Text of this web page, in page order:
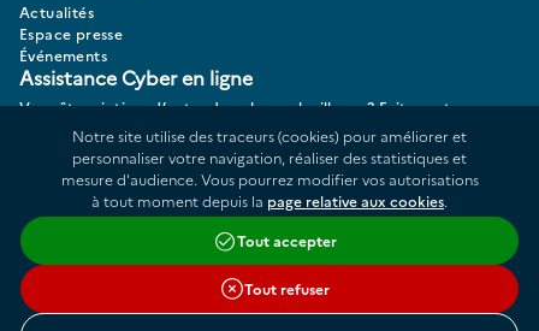
Actualités
Espace presse
Événements
Assistance Cyber en ligne
Vous êtes victime d’actes de cybermalveillance? Faites votre
Données personnelles
Plan du site
Répertoire des informations publiques
Accessibilité : partiellement conforme
Cookies
Liens utiles
Notre site utilise des traceurs (cookies) pour améliorer et
personnaliser votre navigation, réaliser des statistiques et
mesure d'audience. Vous pourrez modifier vos autorisations
à tout moment depuis la page relative aux cookies
Tout accepter
Tout refuser